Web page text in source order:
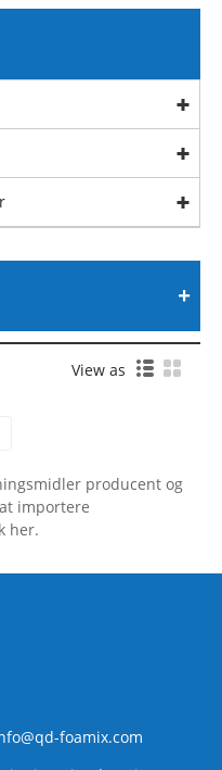
View as
producent og
importere
her.
foamix.com